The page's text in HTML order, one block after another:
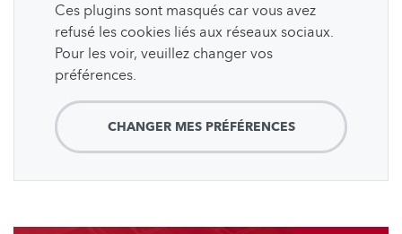
Ces plugins sont masqués car vous avez
refusé les cookies liés aux réseaux sociaux.
Pour les voir, veuillez changer vos
préférences.
CHANGER MES PRÉFÉRENCES